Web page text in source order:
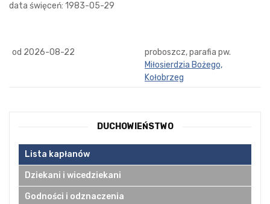
data święceń: 1983-05-29
od 2026-08-22
proboszcz, parafia pw.
Miłosierdzia Bożego,
Kołobrzeg
DUCHOWIEŃSTWO
Lista kapłanów
Dziekani i wicedziekani
Godności i odznaczenia